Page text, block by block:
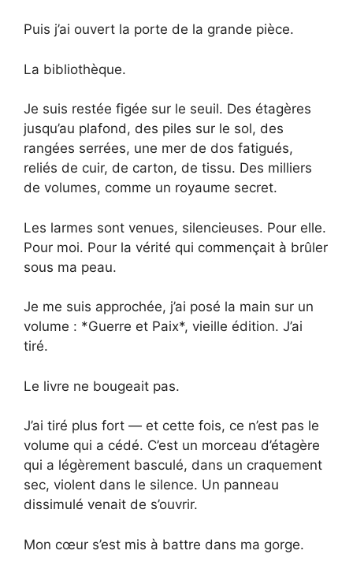
Puis j’ai ouvert la porte de la grande pièce.
La bibliothèque.
Je suis restée figée sur le seuil. Des étagères
jusqu’au plafond, des piles sur le sol, des
rangées serrées, une mer de dos fatigués,
reliés de cuir, de carton, de tissu. Des milliers
de volumes, comme un royaume secret.
Les larmes sont venues, silencieuses. Pour elle.
Pour moi. Pour la vérité qui commençait à brûler
sous ma peau.
Je me suis approchée, j’ai posé la main sur un
volume : *Guerre et Paix*, vieille édition. J’ai
tiré.
Le livre ne bougeait pas.
J’ai tiré plus fort — et cette fois, ce n’est pas le
volume qui a cédé. C’est un morceau d’étagère
qui a légèrement basculé, dans un craquement
sec, violent dans le silence. Un panneau
dissimulé venait de s’ouvrir.
Mon cœur s’est mis à battre dans ma gorge.